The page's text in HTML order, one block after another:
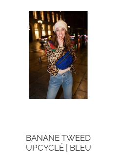
BANANE TWEED
UPCYCLÉ | BLEU